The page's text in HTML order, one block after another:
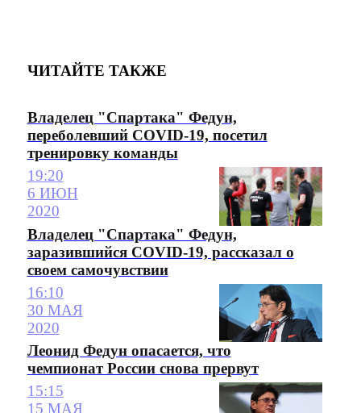
ЧИТАЙТЕ ТАКЖЕ
Владелец "Спартака" Федун,
переболевший COVID-19, посетил
тренировку команды
19:20
6 ИЮН
2020
Владелец "Спартака" Федун,
заразившийся COVID-19, рассказал о
своем самочувствии
16:10
30 МАЯ
2020
Леонид Федун опасается, что
чемпионат России снова прервут
15:15
15 МАЯ